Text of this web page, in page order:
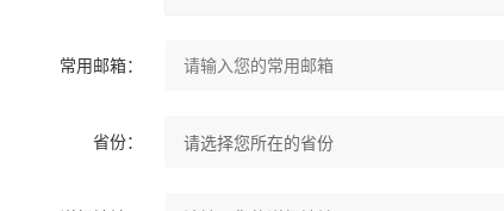
常用邮箱：
省份：